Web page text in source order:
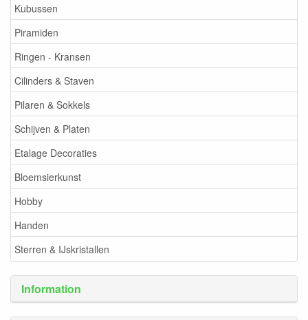
Kubussen
Piramiden
Ringen - Kransen
Cilinders & Staven
Pilaren & Sokkels
Schijven & Platen
Etalage Decoraties
Bloemsierkunst
Hobby
Handen
Sterren & IJskristallen
Information